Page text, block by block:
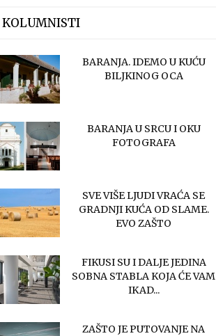
KOLUMNISTI
BARANJA. IDEMO U KUĆU
BILJKINOG OCA
BARANJA U SRCU I OKU
FOTOGRAFA
SVE VIŠE LJUDI VRAĆA SE
GRADNJI KUĆA OD SLAME.
EVO ZAŠTO
FIKUSI SU I DALJE JEDINA
SOBNA STABLA KOJA ĆE VAM
IKAD...
ZAŠTO JE PUTOVANJE NA